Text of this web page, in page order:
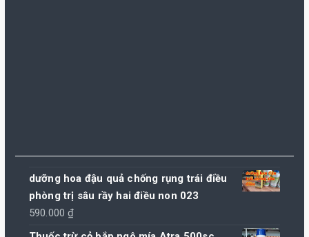
dưỡng hoa đậu quả chống rụng trái điều
phòng trị sâu rầy hai điều non 023
590.000₫